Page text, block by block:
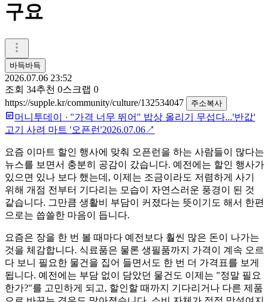
구요
바득바득
2026.07.06 23:52
조회 34추천 0스크랩 0
https://supple.kr/community/culture/132534047
주소복사
머니투데이 · "가격 너무 뛰어" 밥상 올리기 무섭다...'반값'
고기 사려 마트 '오픈런'2026.07.06↗
요즘 이마트 할인 행사에 맞춰 오픈런을 하는 사람들이 많다는
뉴스를 보면서 충분히 공감이 갔습니다. 예전에는 할인 행사가
있으면 있나 보다 했는데, 이제는 조금이라도 저렴하게 사기
위해 개점 전부터 기다리는 모습이 자연스러운 풍경이 된 것
같습니다. 그만큼 생활비 부담이 커졌다는 뜻이기도 해서 한편
으로는 씁쓸한 마음이 듭니다.
요즘은 장을 한 번 볼 때마다 예전보다 훨씬 많은 돈이 나가는
것을 체감합니다. 식료품은 물론 생필품까지 가격이 계속 오르
다 보니 필요한 물건을 집어 들면서도 한 번 더 가격표를 보게
됩니다. 예전에는 부담 없이 담았던 물건도 이제는 "정말 필요
한가?"를 고민하게 되고, 할인할 때까지 기다리거나 다른 제품